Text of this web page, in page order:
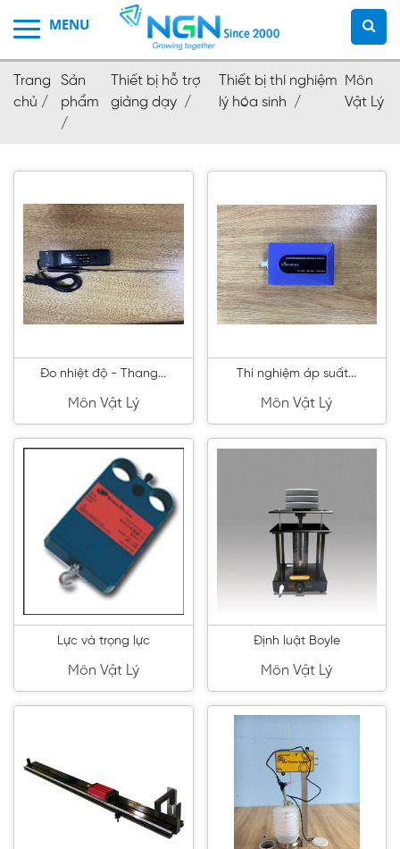
Trang
chủ /
Sản
phẩm
/
Thiết bị hỗ trợ
giảng dạy /
Thiết bị thí nghiệm
lý hóa sinh /
Môn
Vật Lý
Đo nhiệt độ - Thang...
Môn Vật Lý
Thí nghiệm áp suất...
Môn Vật Lý
Lực và trọng lực
Môn Vật Lý
Định luật Boyle
Môn Vật Lý